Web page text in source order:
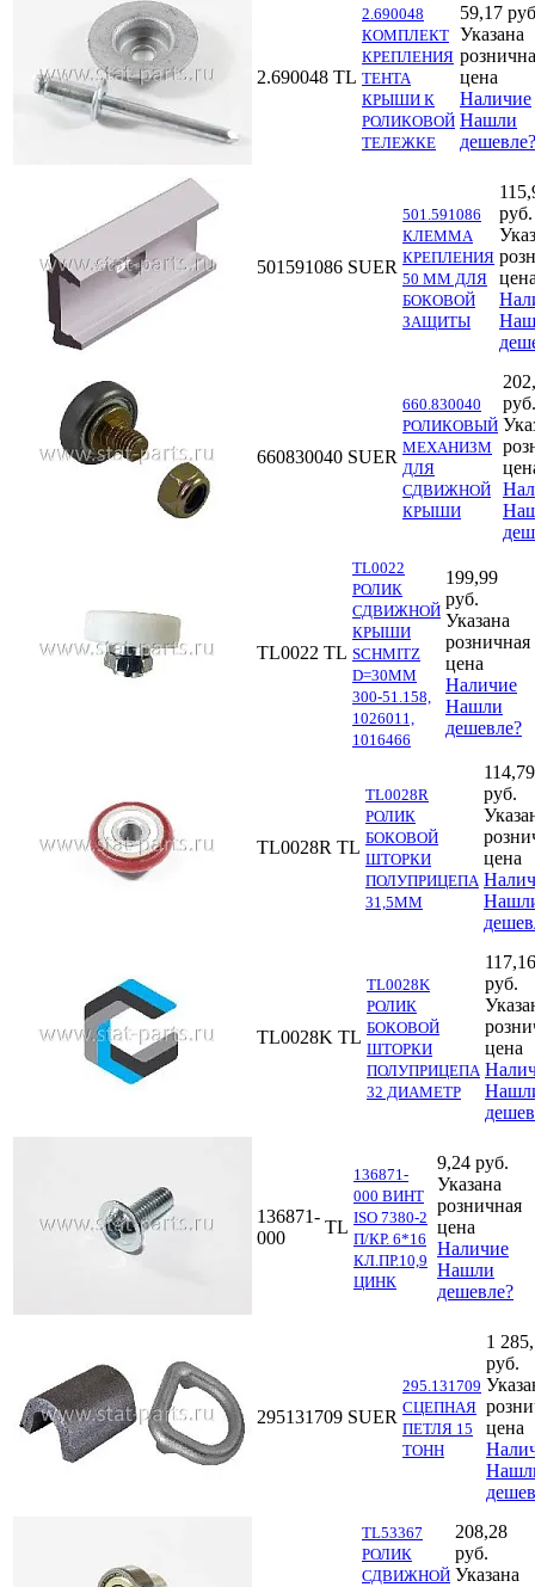
2.690048 TL
2.690048
КОМПЛЕКТ
КРЕПЛЕНИЯ
ТЕНТА
КРЫШИ К
РОЛИКОВОЙ
ТЕЛЕЖКЕ
59,17
Указана
цена
Наличие
Нашли
дешевле?
501591086 SUER
501.591086
КЛЕММА
КРЕПЛЕНИЯ
50 ММ ДЛЯ
БОКОВОЙ
ЗАЩИТЫ
руб.
660830040 SUER
660.830040
РОЛИКОВЫЙ
МЕХАНИЗМ
ДЛЯ
СДВИЖНОЙ
КРЫШИ
руб.
TL0022 TL
TL0022
РОЛИК
СДВИЖНОЙ
КРЫШИ
SCHMITZ
D=30MM
300-51.158,
1026011,
1016466
199,99
руб.
Указана
розничная
цена
Наличие
Нашли
дешевле?
TL0028R TL
TL0028R
РОЛИК
БОКОВОЙ
ШТОРКИ
ПОЛУПРИЦЕПА
31,5ММ
114,79
руб.
цена
TL0028K TL
TL0028K
РОЛИК
БОКОВОЙ
ШТОРКИ
ПОЛУПРИЦЕПА
32 ДИАМЕТР
117,16
руб.
цена
136871-
000
TL
136871-
000 ВИНТ
ISO 7380-2
П/КР. 6*16
КЛ.ПР.10,9
ЦИНК
9,24 руб.
Указана
розничная
цена
Наличие
Нашли
дешевле?
295131709 SUER
295.131709
СЦЕПНАЯ
ПЕТЛЯ 15
ТОНН
1
руб.
цена
TL53367
РОЛИК
СДВИЖНОЙ
208,28
руб.
Указана